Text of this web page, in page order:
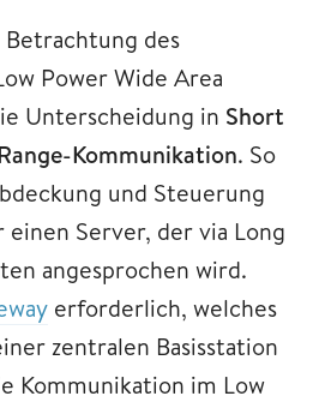
des
Power Wide Area
Unterscheidung in Short
Kommunikation. So
und Steuerung
einen Server, der via Long
angesprochen wird.
erforderlich, welches
zentralen Basisstation
Kommunikation im Low